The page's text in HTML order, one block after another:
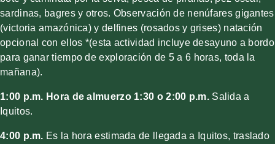
sardinas, bagres y otros. Observación de nenúfares gigantes
(victoria amazónica) y delfines (rosados y grises) natación
opcional con ellos *(esta actividad incluye desayuno a bordo
para ganar tiempo de exploración de 5 a 6 horas, toda la
mañana).
1:00 p.m. Hora de almuerzo 1:30 o 2:00 p.m.Salida a
Iquitos.
4:00 p.m. Es la hora estimada de llegada a Iquitos, traslado